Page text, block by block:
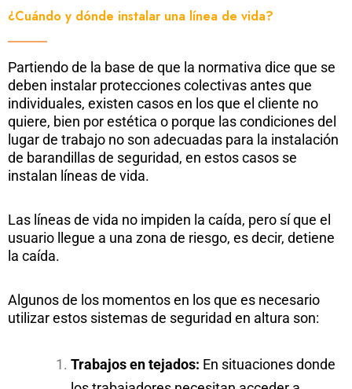
¿Cuándo y dónde instalar una línea de vida?
Partiendo de la base de que la normativa dice que se
deben instalar protecciones colectivas antes que
individuales, existen casos en los que el cliente no
quiere, bien por estética o porque las condiciones del
lugar de trabajo no son adecuadas para la instalación
de barandillas de seguridad, en estos casos se
instalan líneas de vida.
Las líneas de vida no impiden la caída, pero sí que el
usuario llegue a una zona de riesgo, es decir, detiene
la caída.
Algunos de los momentos en los que es necesario
utilizar estos sistemas de seguridad en altura son:
Trabajos en tejados: En situaciones donde